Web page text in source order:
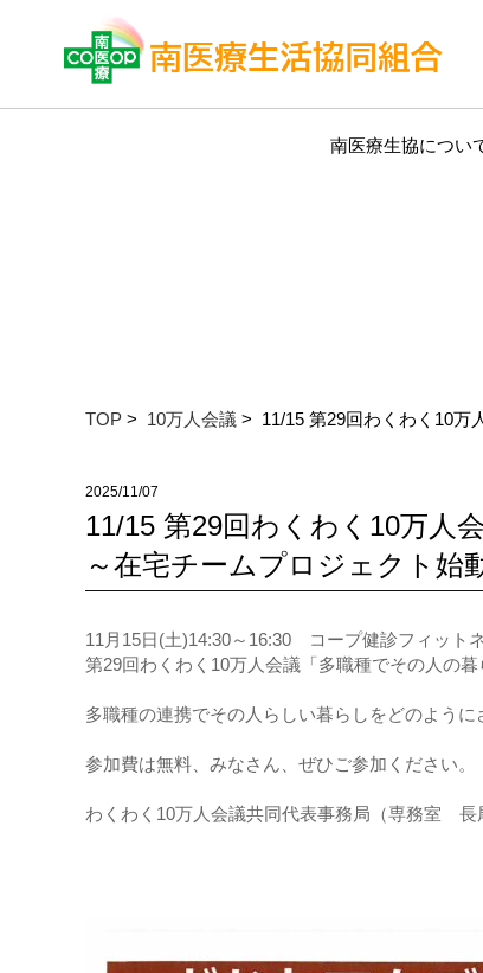
南医療生協につい
TOP > 10万人会議 > 11/15 第29回わくわく10万
2025/11/07
11/15 第29回わくわく10万人
～在宅チームプロジェクト始
11月15日(土)14:30～16:30 コープ健診フィット
第29回わくわく10万人会議「多職種でその人の
多職種の連携でその人らしい暮らしをどのよう
参加費は無料、みなさん、ぜひご参加ください。
わくわく10万人会議共同代表事務局（専務室 長